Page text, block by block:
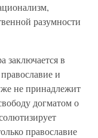
разумности
заключается в
и
не принадлежит
догматом о
православие